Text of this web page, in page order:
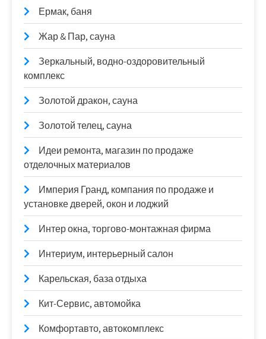
Ермак, баня
Жар & Пар, сауна
Зеркальный, водно-оздоровительный
комплекс
Золотой дракон, сауна
Золотой телец, сауна
Идеи ремонта, магазин по продаже
отделочных материалов
Империя Гранд, компания по продаже и
установке дверей, окон и лоджий
Интер окна, торгово-монтажная фирма
Интериум, интерьерный салон
Карельская, база отдыха
Кит-Сервис, автомойка
Комфортавто, автокомплекс